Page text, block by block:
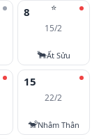
⭐
8
15/2
🐂Ất Sửu
15
22/2
🐒Nhâm Thân